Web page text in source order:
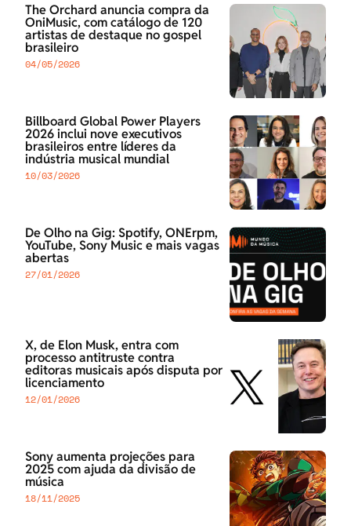
The Orchard anuncia compra da
OniMusic, com catálogo de 120
artistas de destaque no gospel
brasileiro
04/05/2026
Billboard Global Power Players
2026 inclui nove executivos
brasileiros entre líderes da
indústria musical mundial
10/03/2026
De Olho na Gig: Spotify, ONErpm,
YouTube, Sony Music e mais vagas
abertas
27/01/2026
X, de Elon Musk, entra com
processo antitruste contra
editoras musicais após disputa por
licenciamento
12/01/2026
Sony aumenta projeções para
2025 com ajuda da divisão de
música
18/11/2025